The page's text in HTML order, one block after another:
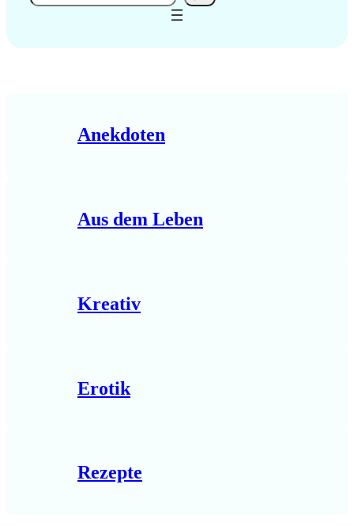
Anekdoten
Aus dem Leben
Kreativ
Erotik
Rezepte